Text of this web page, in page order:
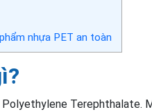
nhựa PET an toàn
Terephthalate.